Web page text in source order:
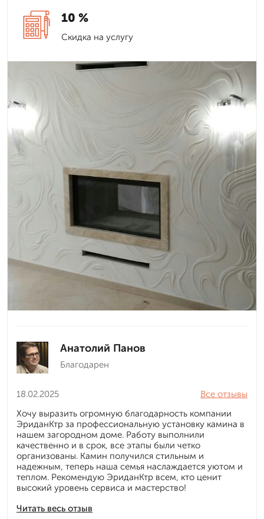
10 %
Скидка на услугу
Анатолий Панов
Благодарен
18.02.2025
Читать весь отзыв
Все отзывы
Хочу выразить огромную благодарность компании
ЭриданКтр за профессиональную установку камина в
нашем загородном доме. Работу выполнили
качественно и в срок, все этапы были четко
организованы. Камин получился стильным и
надежным, теперь наша семья наслаждается уютом и
теплом. Рекомендую ЭриданКтр всем, кто ценит
высокий уровень сервиса и мастерство!